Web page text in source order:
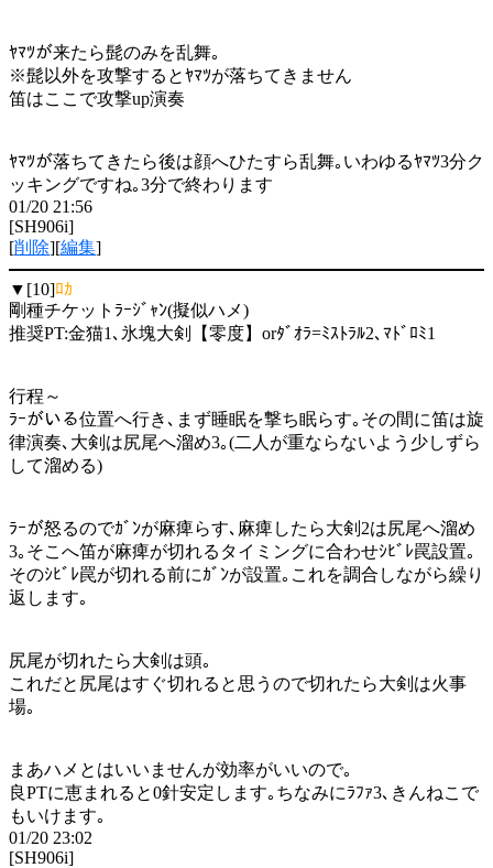
ﾔﾏﾂが来たら髭のみを乱舞｡
※髭以外を攻撃するとﾔﾏﾂが落ちてきません
笛はここで攻撃up演奏
ﾔﾏﾂが落ちてきたら後は顔へひたすら乱舞｡いわゆるﾔﾏﾂ3分ク
ッキングですね｡3分で終わります
01/20 21:56
[SH906i]
[削除][編集]
▼[10]ﾛｶ
剛種チケットﾗｰｼﾞｬﾝ(擬似ハメ)
推奨PT:金猫1､氷塊大剣【零度】orﾀﾞｵﾗ=ﾐｽﾄﾗﾙ2､ﾏﾄﾞﾛﾐ1
行程～
ﾗｰがいる位置へ行き､まず睡眠を撃ち眠らす｡その間に笛は旋
律演奏､大剣は尻尾へ溜め3｡(二人が重ならないよう少しずら
して溜める)
ﾗｰが怒るのでｶﾞﾝが麻痺らす､麻痺したら大剣2は尻尾へ溜め
3｡そこへ笛が麻痺が切れるタイミングに合わせｼﾋﾞﾚ罠設置｡
そのｼﾋﾞﾚ罠が切れる前にｶﾞﾝが設置｡これを調合しながら繰り
返します｡
尻尾が切れたら大剣は頭｡
これだと尻尾はすぐ切れると思うので切れたら大剣は火事
場｡
まあハメとはいいませんが効率がいいので｡
良PTに恵まれると0針安定します｡ちなみにﾗﾌｧ3､きんねこで
もいけます｡
01/20 23:02
[SH906i]